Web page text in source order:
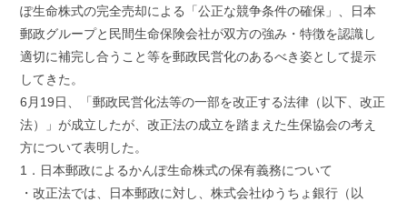
o
k
r
ぽ生命株式の完全売却による「公正な競争条件の確保」、日本
郵政グループと民間生命保険会社が双方の強み・特徴を認識し
適切に補完し合うこと等を郵政民営化のあるべき姿として提示
してきた。
6月19日、「郵政民営化法等の一部を改正する法律（以下、改正
法）」が成立したが、改正法の成立を踏まえた生保協会の考え
方について表明した。
1．日本郵政によるかんぽ生命株式の保有義務について
・改正法では、日本郵政に対し、株式会社ゆうちょ銀行（以